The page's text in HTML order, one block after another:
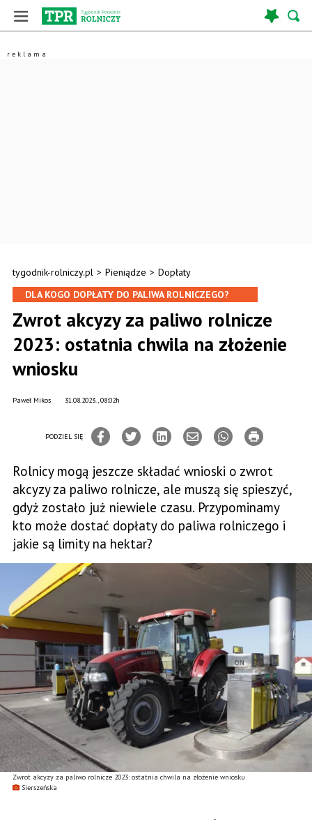
tygodnik-rolniczy.pl > Pieniądze > Dopłaty
Zwrot akcyzy za paliwo rolnicze 2023: ostatnia chwila na złożenie wniosku
Sierszeńska
DLA KOGO DOPŁATY DO PALIWA ROLNICZEGO?
Zwrot akcyzy za paliwo rolnicze
2023: ostatnia chwila na złożenie
wniosku
31.08.2023., 08:02h
Paweł Mikos
PODZIEL SIĘ
Rolnicy mogą jeszcze składać wnioski o zwrot
akcyzy za paliwo rolnicze, ale muszą się spieszyć,
gdyż zostało już niewiele czasu. Przypominamy
kto może dostać dopłaty do paliwa rolniczego i
jakie są limity na hektar?